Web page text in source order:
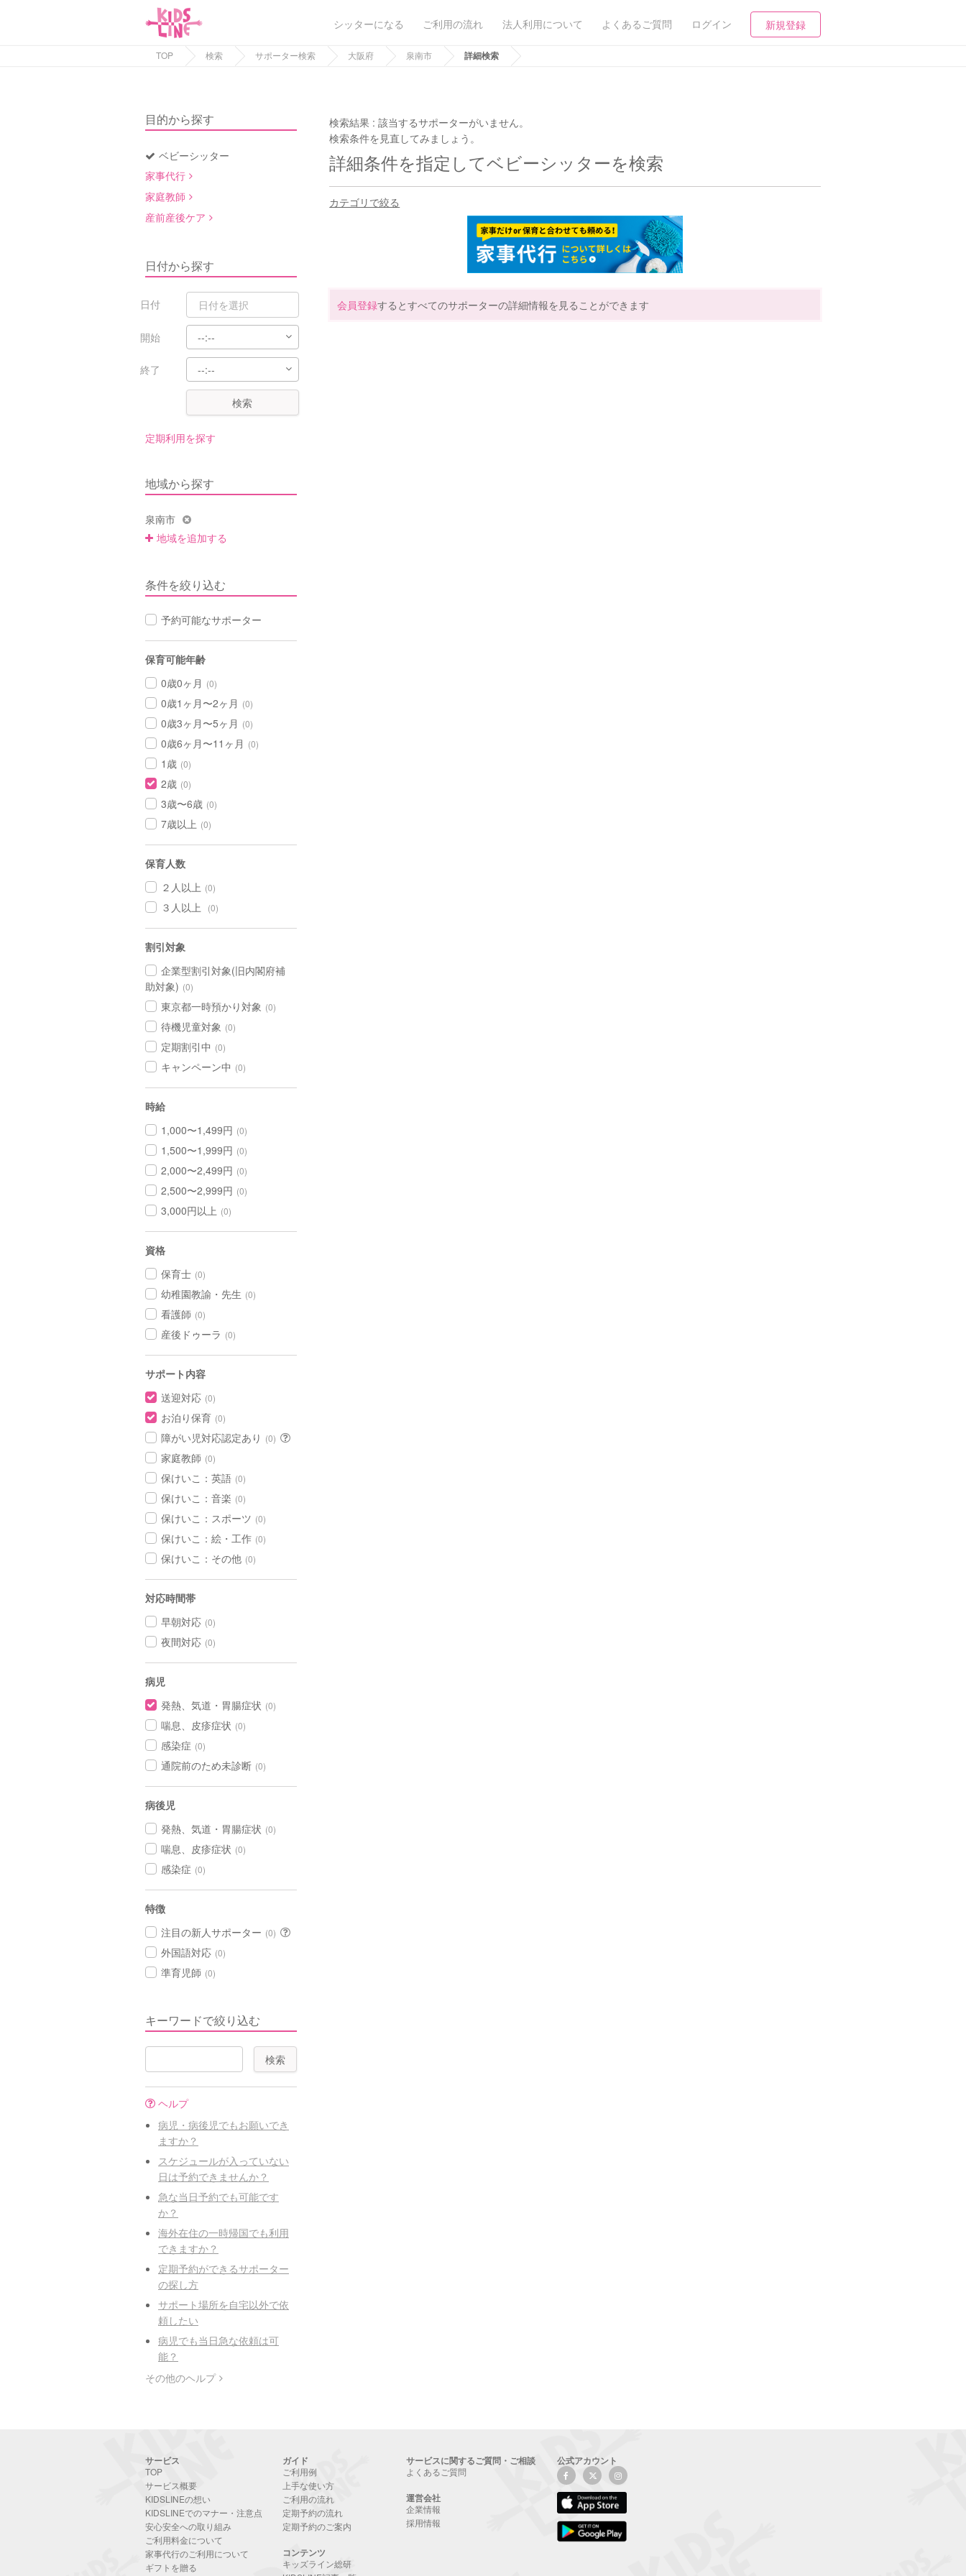
シッターになる ご利用の流れ 法人利用について よくあるご質問 ログイン 新規登録
TOP 検索 サポーター検索 大阪府 泉南市 詳細検索
目的から探す
ベビーシッター
家事代行
家庭教師
産前産後ケア
日付から探す
日付
開始
終了
検索
定期利用を探す
地域から探す
泉南市
地域を追加する
条件を絞り込む
予約可能なサポーター
保育可能年齢
0歳0ヶ月 (0)
0歳1ヶ月〜2ヶ月 (0)
0歳3ヶ月〜5ヶ月 (0)
0歳6ヶ月〜11ヶ月 (0)
1歳 (0)
2歳 (0)
3歳〜6歳 (0)
7歳以上 (0)
保育人数
２人以上 (0)
３人以上 (0)
割引対象
企業型割引対象(旧内閣府補
助対象) (0)
東京都一時預かり対象 (0)
待機児童対象 (0)
定期割引中 (0)
キャンペーン中 (0)
時給
1,000〜1,499円 (0)
1,500〜1,999円 (0)
2,000〜2,499円 (0)
2,500〜2,999円 (0)
3,000円以上 (0)
資格
保育士 (0)
幼稚園教諭・先生 (0)
看護師 (0)
産後ドゥーラ (0)
サポート内容
送迎対応 (0)
お泊り保育 (0)
障がい児対応認定あり (0)
家庭教師 (0)
保けいこ：英語 (0)
保けいこ：音楽 (0)
保けいこ：スポーツ (0)
保けいこ：絵・工作 (0)
保けいこ：その他 (0)
対応時間帯
早朝対応 (0)
夜間対応 (0)
病児
発熱、気道・胃腸症状 (0)
喘息、皮疹症状 (0)
感染症 (0)
通院前のため未診断 (0)
病後児
発熱、気道・胃腸症状 (0)
喘息、皮疹症状 (0)
感染症 (0)
特徴
注目の新人サポーター (0)
外国語対応 (0)
準育児師 (0)
キーワードで絞り込む
ヘルプ
病児・病後児でもお願いでき
ますか？
スケジュールが入っていない
日は予約できませんか？
急な当日予約でも可能です
か？
海外在住の一時帰国でも利用
できますか？
定期予約ができるサポーター
の探し方
サポート場所を自宅以外で依
頼したい
病児でも当日急な依頼は可
能？
その他のヘルプ
検索結果 :該当するサポーターがいません。
検索条件を見直してみましょう。
詳細条件を指定してベビーシッターを検索
カテゴリで絞る
会員登録するとすべてのサポーターの詳細情報を見ることができます
サービス
TOP
サービス概要
KIDSLINEの想い
KIDSLINEでのマナー・注意点
安心安全への取り組み
ご利用料金について
家事代行のご利用について
ギフトを贈る
ガイド
ご利用例
上手な使い方
ご利用の流れ
定期予約の流れ
定期予約のご案内
コンテンツ
キッズライン総研
サービスに関するご質問・ご相談
よくあるご質問
運営会社
企業情報
採用情報
公式アカウント